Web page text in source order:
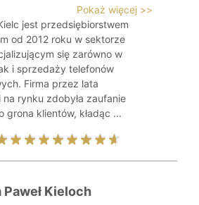
Pokaż więcej >>
jest przedsiębiorstwem
od 2012 roku w sektorze
się zarówno w
i sprzedaży telefonów
Firma przez lata
rynku zdobyła zaufanie
grona klientów, kładąc ...
Paweł Kieloch